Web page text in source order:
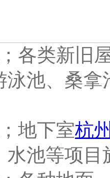
各类新旧
泳池、桑
地下室杭
水池等项